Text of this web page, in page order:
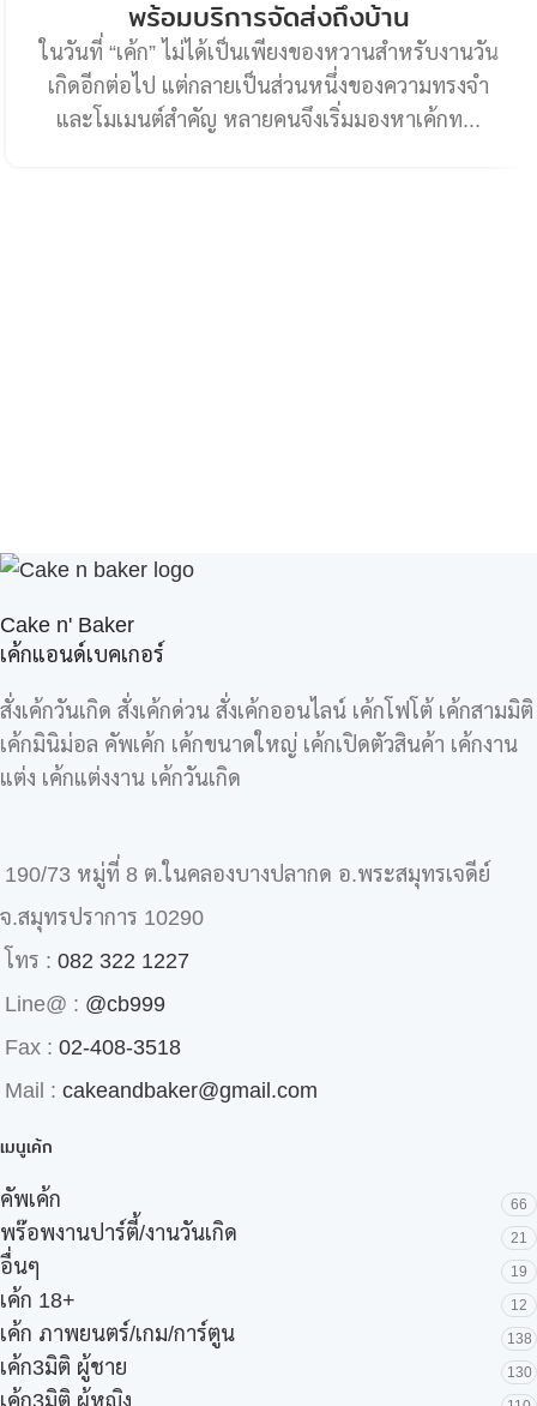
พร้อมบริการจัดส่งถึงบ้าน
ในวันที่ “เค้ก” ไม่ได้เป็นเพียงของหวานสำหรับงานวัน
เกิดอีกต่อไป แต่กลายเป็นส่วนหนึ่งของความทรงจำ
และโมเมนต์สำคัญ หลายคนจึงเริ่มมองหาเค้กท...
Cake n' Baker
เค้กแอนด์เบคเกอร์
สั่งเค้กวันเกิด สั่งเค้กด่วน สั่งเค้กออนไลน์ เค้กโฟโต้ เค้กสามมิติ
เค้กมินิม่อล คัพเค้ก เค้กขนาดใหญ่ เค้กเปิดตัวสินค้า เค้กงาน
แต่ง เค้กแต่งงาน เค้กวันเกิด
190/73 หมู่ที่ 8 ต.ในคลองบางปลากด อ.พระสมุทรเจดีย์
จ.สมุทรปราการ 10290
โทร : 082 322 1227
Line@ : @cb999
Fax : 02-408-3518
Mail : cakeandbaker@gmail.com
เมนูเค้ก
คัพเค้ก 66
พร๊อพงานปาร์ตี้/งานวันเกิด 21
อื่นๆ 19
เค้ก 18+ 12
เค้ก ภาพยนตร์/เกม/การ์ตูน 138
เค้ก3มิติ ผู้ชาย 130